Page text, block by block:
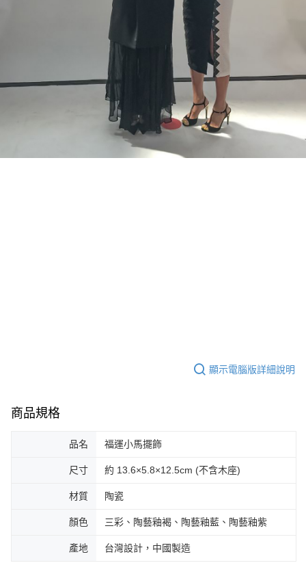
顯示電腦版詳細說明
商品規格
品名 福運小馬擺飾
尺寸 約 13.6×5.8×12.5cm (不含木座)
材質 陶瓷
顏色 三彩、陶藝釉褐、陶藝釉藍、陶藝釉紫
產地 台灣設計，中國製造